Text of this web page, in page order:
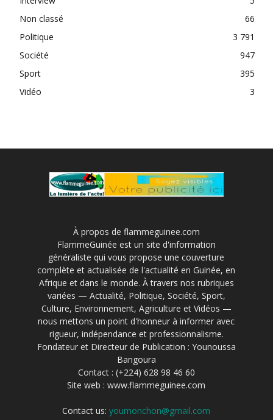
Non classé
66
Politique
3 791
Société
947
Sport
395
Vidéo
3
À propos de flammeguinee.com
FlammeGuinée est un site d'information
généraliste qui vous propose une couverture
complète et actualisée de l'actualité en Guinée, en
Afrique et dans le monde. À travers nos rubriques
variées — Actualité, Politique, Société, Sport,
Culture, Environnement, Agriculture et Vidéos —
nous mettons un point d'honneur à informer avec
rigueur, indépendance et professionnalisme.
Fondateur et Directeur de Publication : Younoussa
Bangoura
Contact : (+224) 628 98 46 60
Site web : www.flammeguinee.com
Contact us:youmonchon@gmail.com